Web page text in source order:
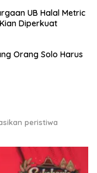
UB Halal Metric
Diperkuat
Orang Solo Harus
peristiwa